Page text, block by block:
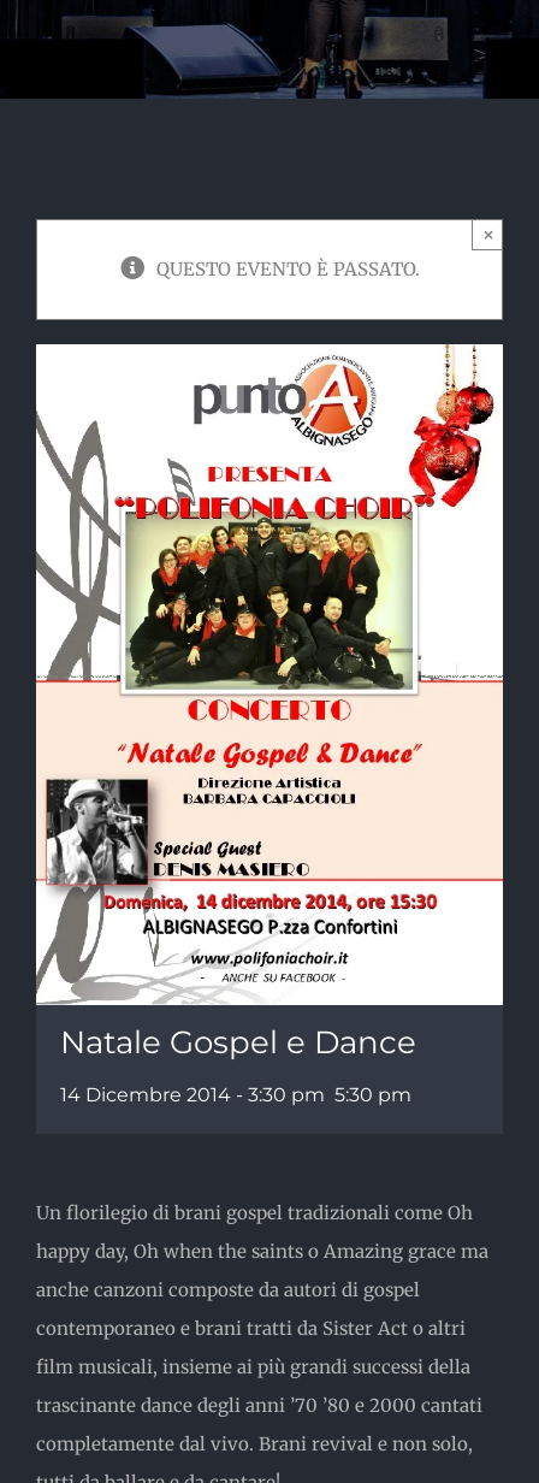
QUESTO EVENTO È PASSATO.
×
Natale Gospel e Dance
14 Dicembre 2014 - 3:30 pm 5:30 pm
Un florilegio di brani gospel tradizionali come Oh
happy day, Oh when the saints o Amazing grace ma
anche canzoni composte da autori di gospel
contemporaneo e brani tratti da Sister Act o altri
film musicali, insieme ai più grandi successi della
trascinante dance degli anni ’70 ’80 e 2000 cantati
completamente dal vivo. Brani revival e non solo,